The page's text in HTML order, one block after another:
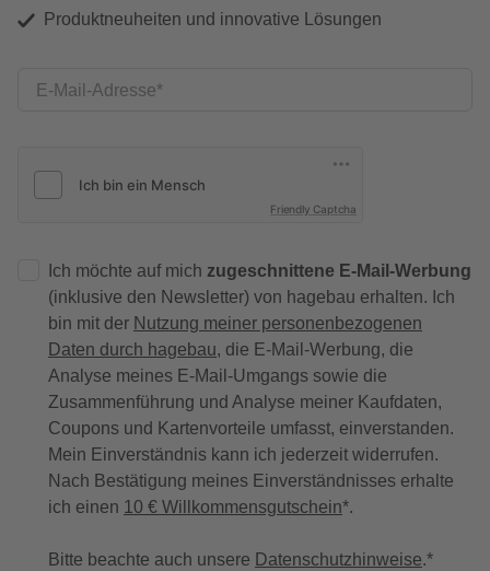
Produktneuheiten und innovative Lösungen
E-Mail-Adresse
Friendly Captcha
Ich möchte auf mich zugeschnittene E-Mail-Werbung
(inklusive den Newsletter) von hagebau erhalten. Ich
bin mit der Nutzung meiner personenbezogenen
Daten durch hagebau, die E-Mail-Werbung, die
Analyse meines E-Mail-Umgangs sowie die
Zusammenführung und Analyse meiner Kaufdaten,
Coupons und Kartenvorteile umfasst, einverstanden.
Mein Einverständnis kann ich jederzeit widerrufen.
Nach Bestätigung meines Einverständnisses erhalte
ich einen 10 € Willkommensgutschein*.
Bitte beachte auch unsere Datenschutzhinweise.